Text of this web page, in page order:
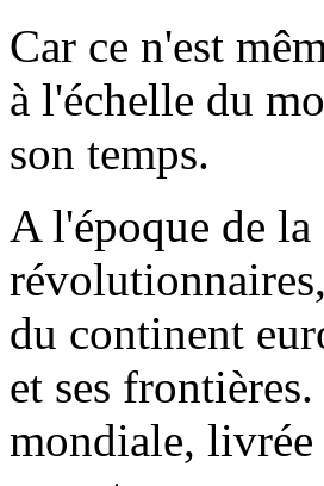
Car ce n'est
à l'échelle du
son temps.
A l'époque de
du continent
et ses
mondiale, livrée